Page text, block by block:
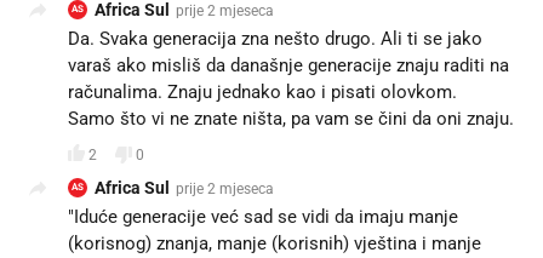
AS Africa Sul prije 2 mjeseca
Da. Svaka generacija zna nešto drugo. Ali ti se jako
varaš ako misliš da današnje generacije znaju raditi na
računalima. Znaju jednako kao i pisati olovkom.
Samo što vi ne znate ništa, pa vam se čini da oni znaju.
2 0
AS Africa Sul prije 2 mjeseca
"Iduće generacije već sad se vidi da imaju manje
(korisnog) znanja, manje (korisnih) vještina i manje